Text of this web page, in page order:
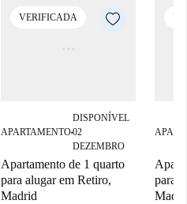
VERIFICADA
APARTAMENTO■
DISPONÍVEL
02
DEZEMBRO
Apartamento de 1 quarto
para alugar em Retiro,
Madrid
para